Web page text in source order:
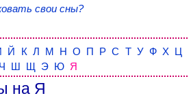
свои сны?
Й К Л М Н О П Р С Т У Ф Х Ц
Ч Ш Щ Э Ю Я
на Я